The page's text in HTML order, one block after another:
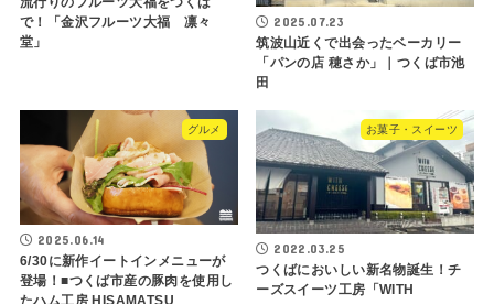
で！「金沢フルーツ大福 凛々
堂」
2025.07.23
筑波山近くで出会ったベーカリー
「パンの店 穂さか」｜つくば市池
田
グルメ
2025.06.14
6/30に新作イートインメニューが
登場！■つくば市産の豚肉を使用し
お菓子・スイーツ
2022.03.25
つくばにおいしい新名物誕生！チ
ーズスイーツ工房「WITH